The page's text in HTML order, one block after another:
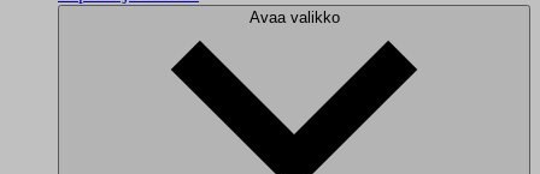
Avaa valikko